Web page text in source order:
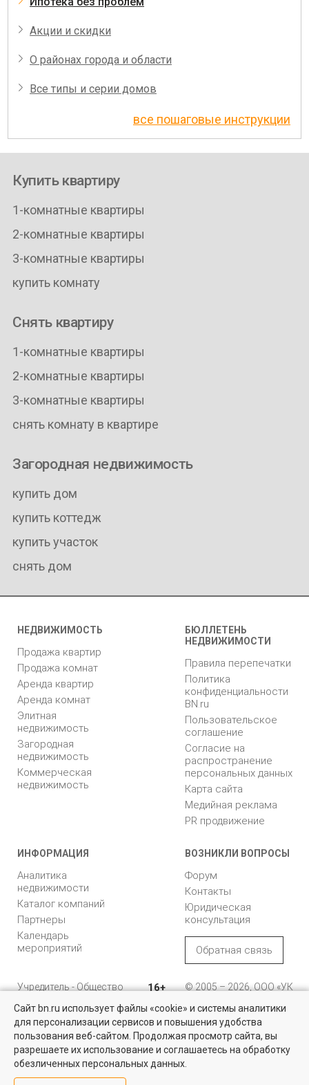
Коммерческая недвижимость
Проверенные объекты под различные цели в Санкт-Петербурге и
Ленинградской области
Акции и скидки
О районах города и области
Все типы и серии домов
все пошаговые инструкции
Купить квартиру
1-комнатные квартиры
2-комнатные квартиры
3-комнатные квартиры
купить комнату
Снять квартиру
1-комнатные квартиры
2-комнатные квартиры
3-комнатные квартиры
снять комнату в квартире
Загородная недвижимость
купить дом
купить коттедж
купить участок
снять дом
НЕДВИЖИМОСТЬ
Продажа квартир
Продажа комнат
Аренда квартир
Аренда комнат
Элитная
недвижимость
Загородная
недвижимость
Коммерческая
недвижимость
БЮЛЛЕТЕНЬ
НЕДВИЖИМОСТИ
Правила перепечатки
Политика
конфиденциальности
BN.ru
Пользовательское
соглашение
Согласие на
распространение
персональных данных
Карта сайта
Медийная реклама
PR продвижение
ИНФОРМАЦИЯ
Аналитика
недвижимости
Каталог компаний
Партнеры
Календарь
мероприятий
ВОЗНИКЛИ ВОПРОСЫ
Форум
Контакты
Юридическая
консультация
Обратная связь
Учредитель - Общество
ответственностью
"Управляющая
компания "Бюллетень
недвижимости"
16+
© 2005 – 2026, ООО «УК
196105, Санкт-
Петербург, пр. Юрия
Гагарина, 1
8 (812) 331-93-56
Сайт bn.ru использует файлы «cookie» и системы аналитики
для персонализации сервисов и повышения удобства
пользования веб-сайтом. Продолжая просмотр сайта, вы
разрешаете их использование и соглашаетесь на обработку
обезличенных персональных данных.